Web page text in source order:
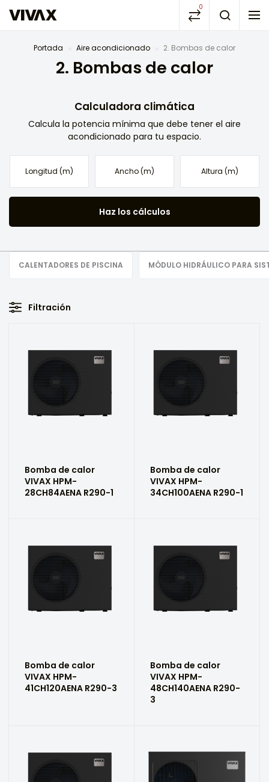
0
Portada Aire acondicionado 2. Bombas de calor
2. Bombas de calor
Calculadora climática
Calcula la potencia mínima que debe tener el aire
acondicionado para tu espacio.
Haz los cálculos
CALENTADORES DE PISCINA MÓDULO HIDRÁULICO PARA
Filtración
Bomba de calor
VIVAX HPM-
28CH84AENA R290-1
Bomba de calor
VIVAX HPM-
34CH100AENA R290-1
Bomba de calor
VIVAX HPM-
41CH120AENA R290-3
Bomba de calor
VIVAX HPM-
48CH140AENA R290-
3